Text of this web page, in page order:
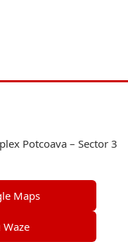
Potcoava – Sector 3
Maps